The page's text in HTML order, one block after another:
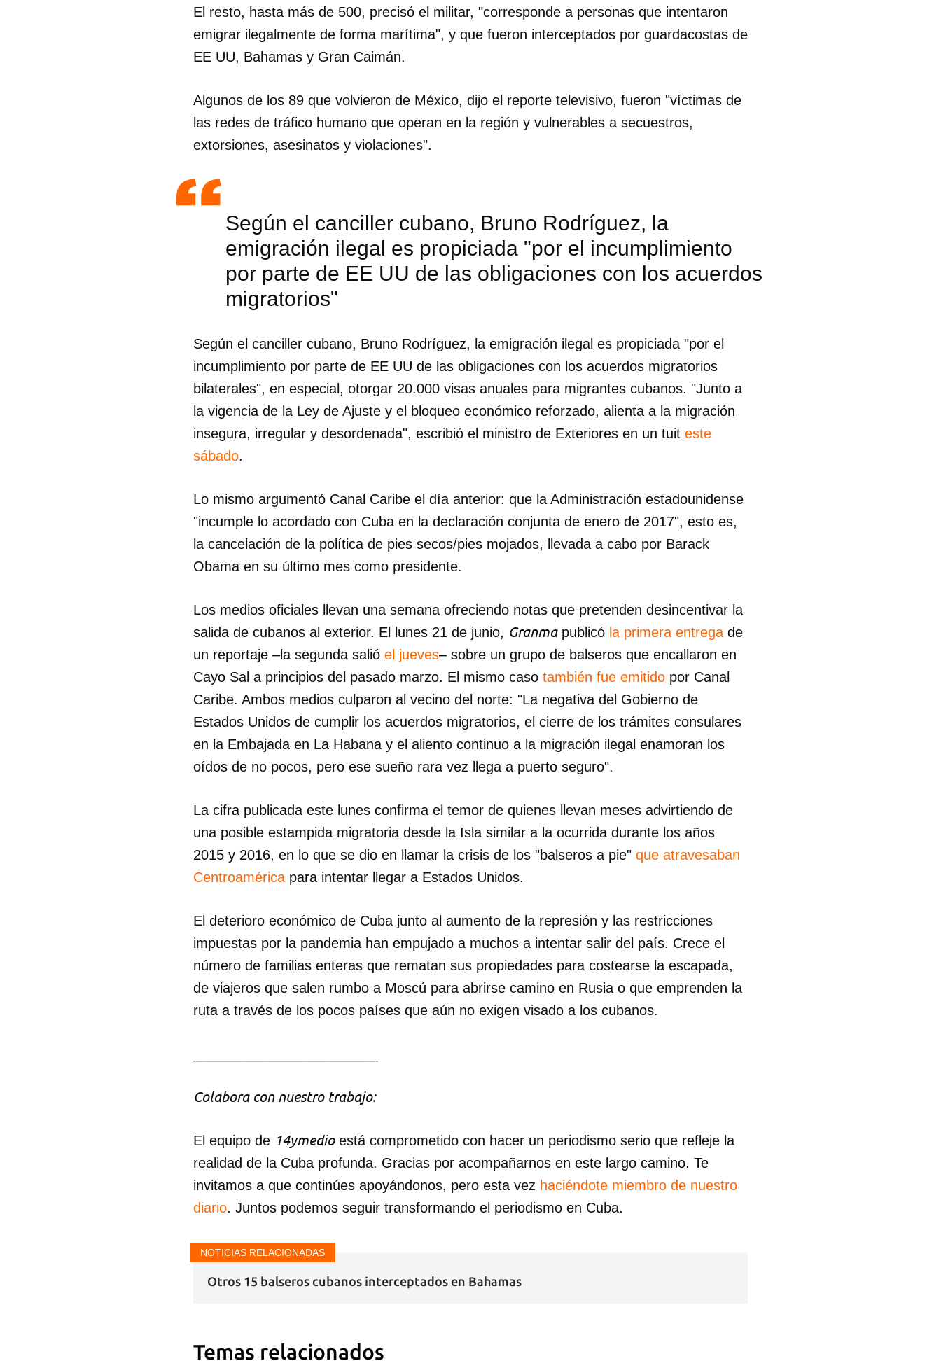
Guardar como favorito
Para poder guardar como favorito, primero has de iniciar sesión con tu
cuenta de 14ymedio.
El resto, hasta más de 500, precisó el militar, "corresponde a personas que intentaron
emigrar ilegalmente de forma marítima", y que fueron interceptados por guardacostas de
EE UU, Bahamas y Gran Caimán.
Algunos de los 89 que volvieron de México, dijo el reporte televisivo, fueron "víctimas de
las redes de tráfico humano que operan en la región y vulnerables a secuestros,
extorsiones, asesinatos y violaciones".
Según el canciller cubano, Bruno Rodríguez, la
emigración ilegal es propiciada "por el incumplimiento
por parte de EE UU de las obligaciones con los acuerdos
migratorios"
Según el canciller cubano, Bruno Rodríguez, la emigración ilegal es propiciada "por el
incumplimiento por parte de EE UU de las obligaciones con los acuerdos migratorios
bilaterales", en especial, otorgar 20.000 visas anuales para migrantes cubanos. "Junto a
la vigencia de la Ley de Ajuste y el bloqueo económico reforzado, alienta a la migración
insegura, irregular y desordenada", escribió el ministro de Exteriores en un tuit este
sábado.
Lo mismo argumentó Canal Caribe el día anterior: que la Administración estadounidense
"incumple lo acordado con Cuba en la declaración conjunta de enero de 2017", esto es,
la cancelación de la política de pies secos/pies mojados, llevada a cabo por Barack
Obama en su último mes como presidente.
Los medios oficiales llevan una semana ofreciendo notas que pretenden desincentivar la
salida de cubanos al exterior. El lunes 21 de junio, Granmapublicó la primera entrega de
un reportaje –la segunda salió el jueves– sobre un grupo de balseros que encallaron en
Cayo Sal a principios del pasado marzo. El mismo caso también fue emitido por Canal
Caribe. Ambos medios culparon al vecino del norte: "La negativa del Gobierno de
Estados Unidos de cumplir los acuerdos migratorios, el cierre de los trámites consulares
en la Embajada en La Habana y el aliento continuo a la migración ilegal enamoran los
oídos de no pocos, pero ese sueño rara vez llega a puerto seguro".
La cifra publicada este lunes confirma el temor de quienes llevan meses advirtiendo de
una posible estampida migratoria desde la Isla similar a la ocurrida durante los años
2015 y 2016, en lo que se dio en llamar la crisis de los "balseros a pie" que atravesaban
Centroamérica para intentar llegar a Estados Unidos.
El deterioro económico de Cuba junto al aumento de la represión y las restricciones
impuestas por la pandemia han empujado a muchos a intentar salir del país. Crece el
número de familias enteras que rematan sus propiedades para costearse la escapada,
de viajeros que salen rumbo a Moscú para abrirse camino en Rusia o que emprenden la
ruta a través de los pocos países que aún no exigen visado a los cubanos.
Colabora con nuestro trabajo:
El equipo de 14ymedioestá comprometido con hacer un periodismo serio que refleje la
realidad de la Cuba profunda. Gracias por acompañarnos en este largo camino. Te
invitamos a que continúes apoyándonos, pero esta vez haciéndote miembro de nuestro
diario. Juntos podemos seguir transformando el periodismo en Cuba.
NOTICIAS RELACIONADAS
Otros 15 balseros cubanos interceptados en Bahamas
Temas relacionados